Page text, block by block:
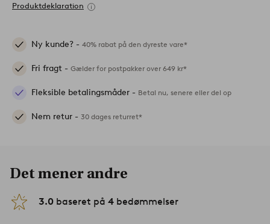
Produktdeklaration
Ny kunde? - 40% rabat på den dyreste vare*
Fri fragt - Gælder for postpakker over 649 kr*
Fleksible betalingsmåder - Betal nu, senere eller del op
Nem retur - 30 dages returret*
Det mener andre
3.0 baseret på 4 bedømmelser